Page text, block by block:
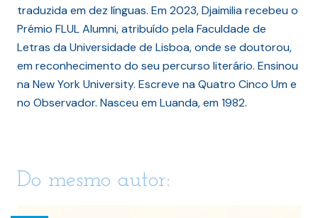
traduzida em dez línguas. Em 2023, Djaimilia recebeu o
Prémio FLUL Alumni, atribuído pela Faculdade de
Letras da Universidade de Lisboa, onde se doutorou,
em reconhecimento do seu percurso literário. Ensinou
na New York University. Escreve na Quatro Cinco Um e
no Observador. Nasceu em Luanda, em 1982.
Do mesmo autor: